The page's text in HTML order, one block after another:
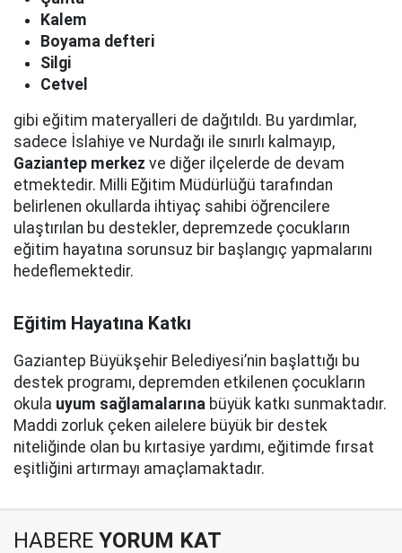
Kalem
Boyama defteri
Silgi
Cetvel
gibi eğitim materyalleri de dağıtıldı. Bu yardımlar,
sadece İslahiye ve Nurdağı ile sınırlı kalmayıp,
Gaziantep merkez ve diğer ilçelerde de devam
etmektedir. Milli Eğitim Müdürlüğü tarafından
belirlenen okullarda ihtiyaç sahibi öğrencilere
ulaştırılan bu destekler, depremzede çocukların
eğitim hayatına sorunsuz bir başlangıç yapmalarını
hedeflemektedir.
Eğitim Hayatına Katkı
Gaziantep Büyükşehir Belediyesi’nin başlattığı bu
destek programı, depremden etkilenen çocukların
okula uyum sağlamalarına büyük katkı sunmaktadır.
Maddi zorluk çeken ailelere büyük bir destek
niteliğinde olan bu kırtasiye yardımı, eğitimde fırsat
eşitliğini artırmayı amaçlamaktadır.
HABERE YORUM KAT